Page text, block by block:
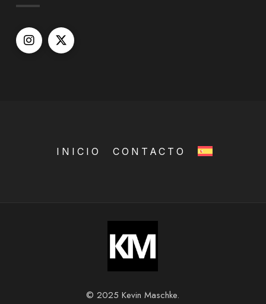
INICIO CONTACTO
© 2025 Kevin Maschke.